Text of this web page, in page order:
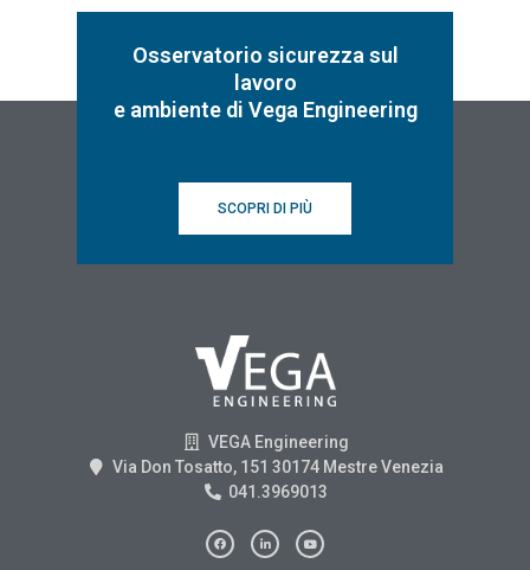
Osservatorio sicurezza sul
lavoro
e ambiente di Vega Engineering
SCOPRI DI PIÙ
VEGA Engineering
Via Don Tosatto, 151 30174 Mestre Venezia
041.3969013